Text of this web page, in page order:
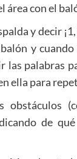
área con el
y decir
y
palabras
ella para
de